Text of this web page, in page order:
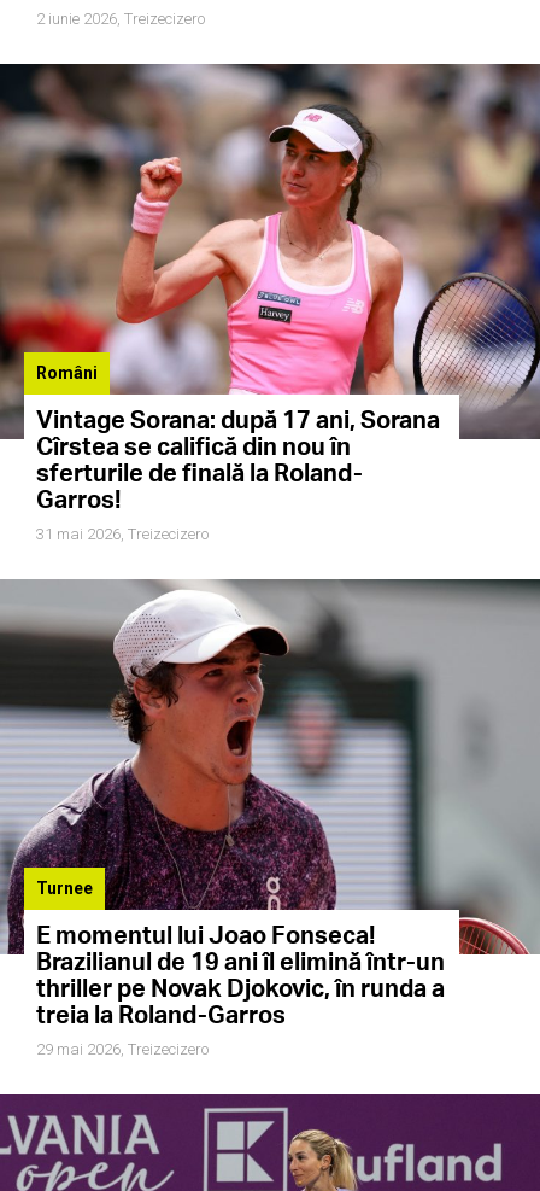
2 iunie 2026, Treizecizero
Români
Vintage Sorana: după 17 ani, Sorana
Cîrstea se califică din nou în
sferturile de finală la Roland-
Garros!
31 mai 2026, Treizecizero
Turnee
E momentul lui Joao Fonseca!
Brazilianul de 19 ani îl elimină într-un
thriller pe Novak Djokovic, în runda a
treia la Roland-Garros
29 mai 2026, Treizecizero